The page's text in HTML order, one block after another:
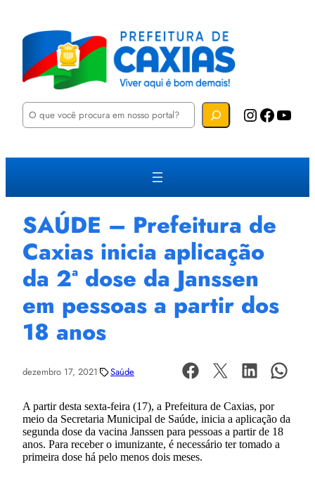
P
u
a
Instagram Facebook YouTube
SAÚDE – Prefeitura de
Caxias inicia aplicação
da 2ª dose da Janssen
em pessoas a partir dos
18 anos
dezembro 17, 2021 Saúde
A partir desta sexta-feira (17), a Prefeitura de Caxias, por
meio da Secretaria Municipal de Saúde, inicia a aplicação da
segunda dose da vacina Janssen para pessoas a partir de 18
anos. Para receber o imunizante, é necessário ter tomado a
primeira dose há pelo menos dois meses.